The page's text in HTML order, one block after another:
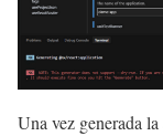
Una vez generada